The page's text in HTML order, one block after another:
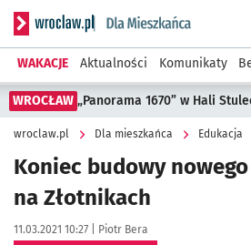
Serwis informacyjny wroclaw.pl
WAKACJE Aktualności Komunikaty
WROCŁAW „Panorama 1670” w Hali
wroclaw.pl Dla mieszkańca Edukacja
Koniec budowy
na Złotnikach
Data publikacji:
11.03.2021 10:27 | Autor:
Piotr Bera